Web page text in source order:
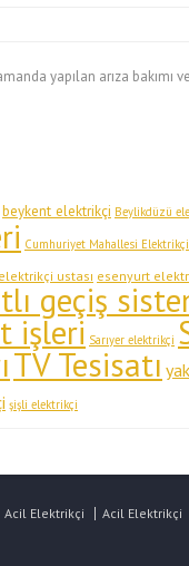
yapılan arıza
beykent elektrikçi Beylikdüzü
Cumhuriyet Mahallesi Elektrikçi
elektrikçi ustası esenyurt
geçiş
işleri Sarıyer elektrikçi
TV Tesisatı
şişli elektrikçi
Acil Elektrikçi
Acil Elektrikçi